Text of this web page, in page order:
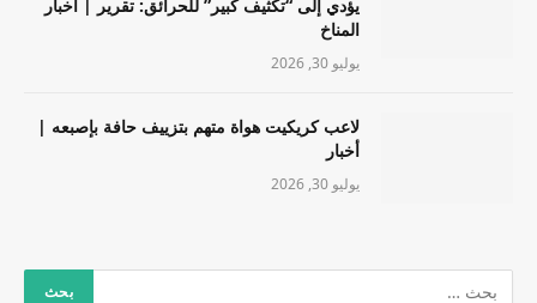
يؤدي إلى “تكثيف كبير” للحرائق: تقرير | أخبار
المناخ
يوليو 30, 2026
لاعب كريكيت هواة متهم بتزييف حافة بإصبعه |
أخبار
يوليو 30, 2026